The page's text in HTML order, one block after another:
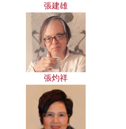
張建雄
張灼祥